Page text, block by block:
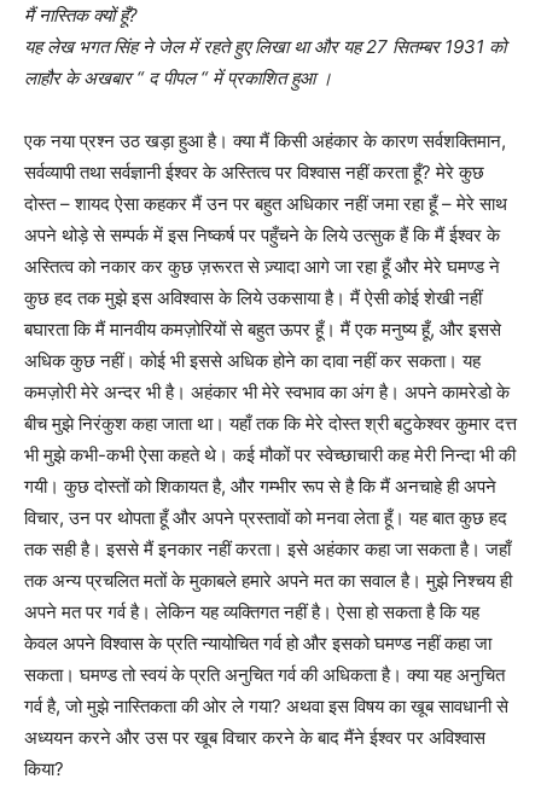
मैं नास्तिक क्यों हूँ?
यह लेख भगत सिंह ने जेल में रहते हुए लिखा था और यह 27 सितम्बर 1931 को
लाहौर के अखबार “ द पीपल “ में प्रकाशित हुआ ।
एक नया प्रश्न उठ खड़ा हुआ है। क्या मैं किसी अहंकार के कारण सर्वशक्तिमान,
सर्वव्यापी तथा सर्वज्ञानी ईश्वर के अस्तित्व पर विश्वास नहीं करता हूँ? मेरे कुछ
दोस्त – शायद ऐसा कहकर मैं उन पर बहुत अधिकार नहीं जमा रहा हूँ – मेरे साथ
अपने थोड़े से सम्पर्क में इस निष्कर्ष पर पहुँचने के लिये उत्सुक हैं कि मैं ईश्वर के
अस्तित्व को नकार कर कुछ ज़रूरत से ज़्यादा आगे जा रहा हूँ और मेरे घमण्ड ने
कुछ हद तक मुझे इस अविश्वास के लिये उकसाया है। मैं ऐसी कोई शेखी नहीं
बघारता कि मैं मानवीय कमज़ोरियों से बहुत ऊपर हूँ। मैं एक मनुष्य हूँ, और इससे
अधिक कुछ नहीं। कोई भी इससे अधिक होने का दावा नहीं कर सकता। यह
कमज़ोरी मेरे अन्दर भी है। अहंकार भी मेरे स्वभाव का अंग है। अपने कामरेडो के
बीच मुझे निरंकुश कहा जाता था। यहाँ तक कि मेरे दोस्त श्री बटुकेश्वर कुमार दत्त
भी मुझे कभी-कभी ऐसा कहते थे। कई मौकों पर स्वेच्छाचारी कह मेरी निन्दा भी की
गयी। कुछ दोस्तों को शिकायत है, और गम्भीर रूप से है कि मैं अनचाहे ही अपने
विचार, उन पर थोपता हूँ और अपने प्रस्तावों को मनवा लेता हूँ। यह बात कुछ हद
तक सही है। इससे मैं इनकार नहीं करता। इसे अहंकार कहा जा सकता है। जहाँ
तक अन्य प्रचलित मतों के मुकाबले हमारे अपने मत का सवाल है। मुझे निश्चय ही
अपने मत पर गर्व है। लेकिन यह व्यक्तिगत नहीं है। ऐसा हो सकता है कि यह
केवल अपने विश्वास के प्रति न्यायोचित गर्व हो और इसको घमण्ड नहीं कहा जा
सकता। घमण्ड तो स्वयं के प्रति अनुचित गर्व की अधिकता है। क्या यह अनुचित
गर्व है, जो मुझे नास्तिकता की ओर ले गया? अथवा इस विषय का खूब सावधानी से
अध्ययन करने और उस पर खूब विचार करने के बाद मैंने ईश्वर पर अविश्वास
किया?